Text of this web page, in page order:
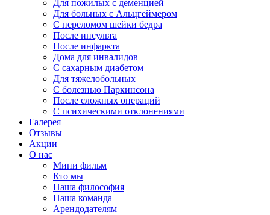
Для пожилых с деменцией
Для больных с Альцгеймером
С переломом шейки бедра
После инсульта
После инфаркта
Дома для инвалидов
С сахарным диабетом
Для тяжелобольных
С болезнью Паркинсона
После сложных операций
С психическими отклонениями
Галерея
Отзывы
Акции
О нас
Мини фильм
Кто мы
Наша философия
Наша команда
Арендодателям